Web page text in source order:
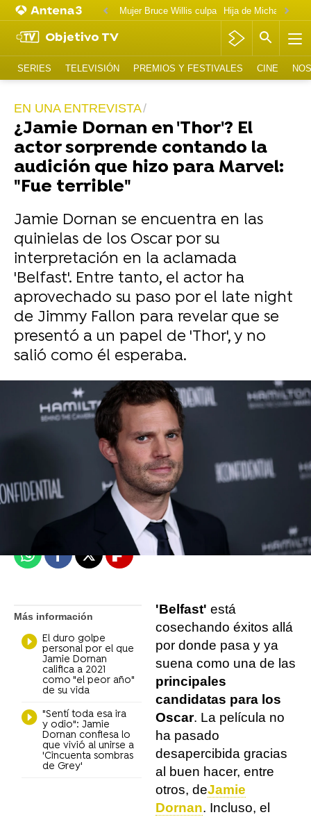
Mujer Bruce Willis culpa
Objetivo TV
SERIES TELEVISIÓN PREMIOS Y FESTIVALES CINE
EN UNA ENTREVISTA
¿Jamie Dornan en 'Thor'? El
actor sorprende contando la
audición que hizo para Marvel:
"Fue terrible"
Jamie Dornan se encuentra en las
quinielas de los Oscar por su
interpretación en la aclamada
'Belfast'. Entre tanto, el actor ha
aprovechado su paso por el late night
de Jimmy Fallon para revelar que se
presentó a un papel de 'Thor', y no
salió como él esperaba.
Miguel Toba
Madrid
Publicado: 26 de enero de 2022, 15:39
WhatsappFacebook
X Flipboard
Más información
El duro golpe
personal por el que
Jamie Dornan
califica a 2021
como "el peor año"
de su vida
"Sentí toda esa ira
y odio": Jamie
Dornan confiesa lo
que vivió al unirse a
'Cincuenta sombras
de Grey'
'Belfast' está
cosechando éxitos allá
por donde pasa y ya
suena como una de las
principales
candidatas para los
Oscar. La película no
ha pasado
desapercibida gracias
al buen hacer, entre
otros, deJamie
Dornan. Incluso, el